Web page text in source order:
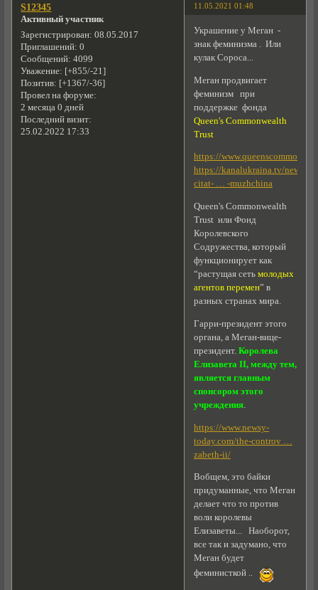
11.05.2021 01:48
S12345
Активный участник
Зарегистрирован: 08.05.2017
Приглашений: 0
Сообщений: 4099
Уважение: [+855/-21]
Позитив: [+1367/-36]
Провел на форуме:
2 месяца 0 дней
Последний визит:
25.02.2022 17:33
Украшение у Меган -
знак феминизма . Или
кулак Сороса...
Меган продвигает
феминизм при
поддержке фонда
Queen's Commonwealth
Trust
https://
https://kanalukraina.tv/news/
citat- … -muzhchina
Queen's Commonwealth
Trust или Фонд
Королевского
Содружества, который
функционирует как
“растущая сеть молодых
агентов перемен” в
разных странах мира.
Гарри-президент этого
органа, а Меган-вице-
президент. Королева
Елизавета II, между тем,
является главным
спонсором этого
учреждения.
https://www.newsy-
today.com/the-controv …
zabeth-ii/
Вобщем, это байки
придуманные, что Меган
делает что то против
воли королевы
Елизаветы... Наоборот,
все так и задумано, что
Меган будет
феминисткой ..